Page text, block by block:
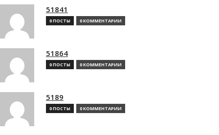
51841
0 ПОСТЫ 0 КОММЕНТАРИИ
51864
0 ПОСТЫ 0 КОММЕНТАРИИ
5189
0 ПОСТЫ 0 КОММЕНТАРИИ